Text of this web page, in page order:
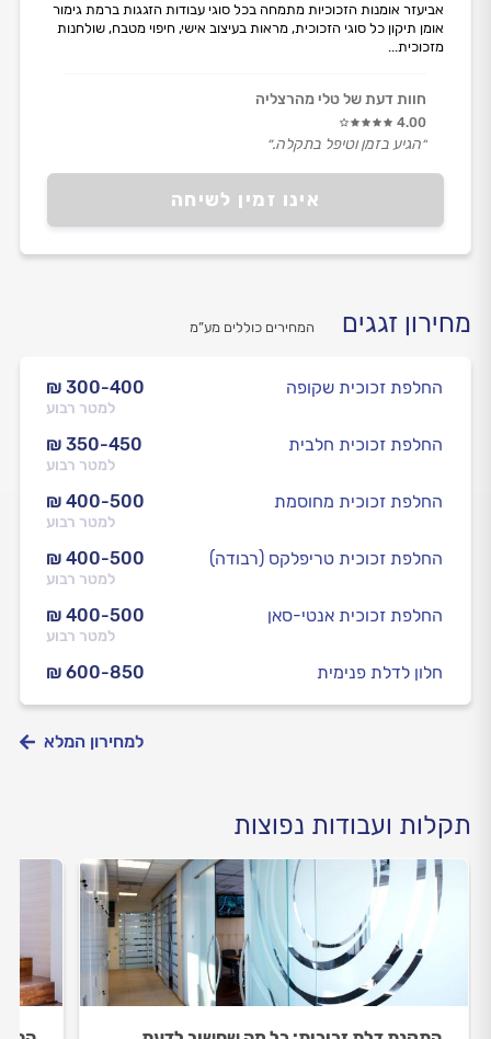
אינו זמין לשיחה
אביעזר אומנות הזכוכיות מתמחה בכל סוגי עבודות הזגגות ברמת גימור
אומן תיקון כל סוגי הזכוכית, מראות בעיצוב אישי, חיפוי מטבח, שולחנות
מזכוכית...
חוות דעת של טלי מהרצליה
4.00
״הגיע בזמן וטיפל בתקלה.״
מחירון זגגים המחירים כוללים מע”מ
₪ 300-400
למטר רבוע
החלפת זכוכית שקופה
₪ 350-450
למטר רבוע
החלפת זכוכית חלבית
₪ 400-500
למטר רבוע
החלפת זכוכית מחוסמת
₪ 400-500
למטר רבוע
החלפת זכוכית טריפלקס (רבודה)
₪ 400-500
למטר רבוע
החלפת זכוכית אנטי-סאן
₪ 600-850 חלון לדלת פנימית
למחירון המלא
תקלות ועבודות נפוצות